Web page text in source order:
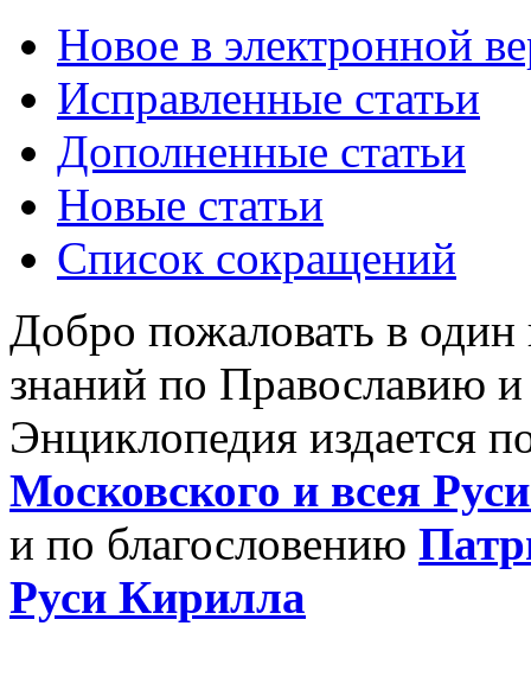
Новое в электронной
Исправленные статьи
Дополненные статьи
Новые статьи
Список сокращений
Добро пожаловать в
знаний по Православию
Энциклопедия издается
Московского и всея
и по благословению
Руси Кирилла